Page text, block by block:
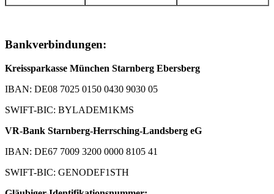
Bankverbindungen:
Kreissparkasse München Starnberg Ebersberg
IBAN: DE08 7025 0150 0430 9030 05
SWIFT-BIC: BYLADEM1KMS
VR-Bank Starnberg-Herrsching-Landsberg eG
IBAN: DE67 7009 3200 0000 8105 41
SWIFT-BIC: GENODEF1STH